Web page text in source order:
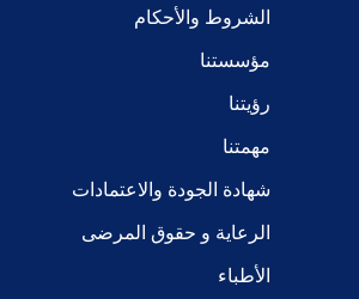
الشروط والأحكام
مؤسستنا
رؤيتنا
مهمتنا
شهادة الجودة والاعتمادات
الرعاية و حقوق المرضى
الأطباء